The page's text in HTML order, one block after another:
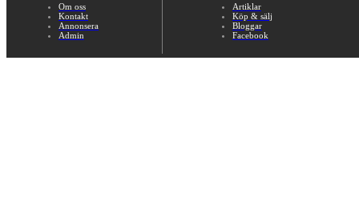
Om oss
Kontakt
Annonsera
Admin
Artiklar
Köp & sälj
Bloggar
Facebook